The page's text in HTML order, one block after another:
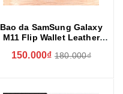
Bao da SamSung Galaxy
M11 Flip Wallet Leather
siêu êm
150.000₫ 180.000₫